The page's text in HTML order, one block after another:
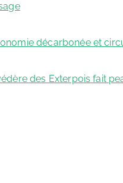
décarbonée et
des Exterpois fait